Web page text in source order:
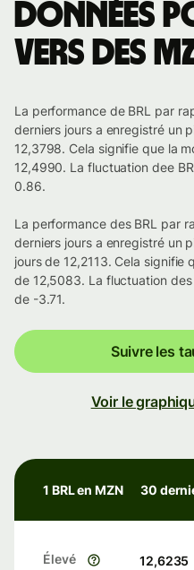
Données
vers des
La performance de BRL par
derniers jours a enregistré un
12,3798. Cela signifie que la
12,4990. La fluctuation dee
0.86.
La performance des BRL par
derniers jours a enregistré un
jours de 12,2113. Cela signifie
de 12,5083. La fluctuation
de -3.71.
Suivre les
Voir le
1 BRL en MZN 30
Élevé 12,6235